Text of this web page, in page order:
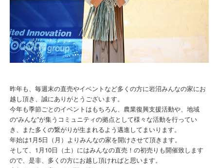
昨年も、毎週末の直売やイベントなど多くの方に岩沼みんなの家にお
越し頂き、誠にありがとうございます。
今年も季節ごとのイベントはもちろん、農業復興支援活動や、地域
の“みんな”が集うコミュニティの拠点として様々な活動を行ってい
き、また多くの繋がりが生まれるよう邁進してまいります。
年始は1月5日（月）よりみんなの家を開けさせて頂きます。
そして、1月10日（土）にはみんなの直売！の初売りも開催致します
ので、是非、多くの方にお越し頂ければと思います。